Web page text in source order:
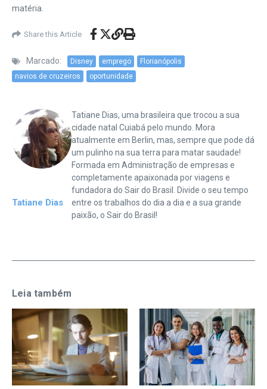
matéria.
Share this Article
Marcado: Disney emprego
Florianópolis
navios de cruzeiros
oportunidade
Tatiane Dias
Tatiane Dias, uma brasileira que trocou a sua
cidade natal Cuiabá pelo mundo. Mora
atualmente em Berlin, mas, sempre que pode dá
um pulinho na sua terra para matar saudade!
Formada em Administração de empresas e
completamente apaixonada por viagens e
fundadora do Sair do Brasil. Divide o seu tempo
entre os trabalhos do dia a dia e a sua grande
paixão, o Sair do Brasil!
Leia também